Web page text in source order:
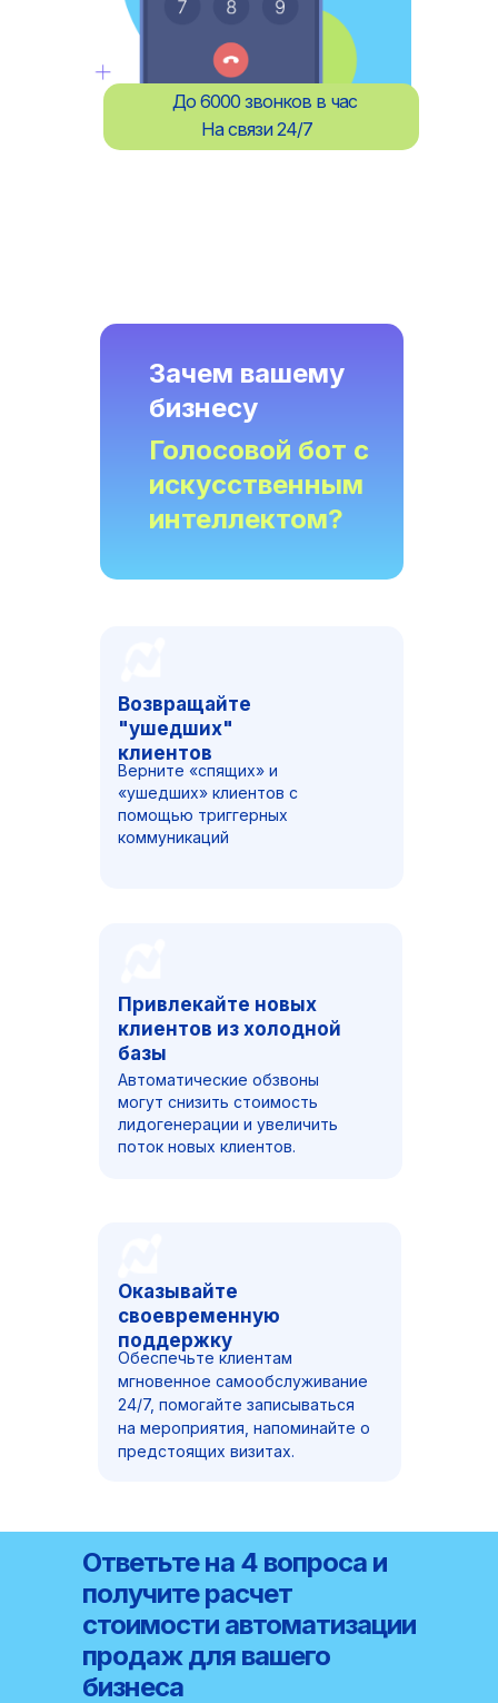
До 6000 звонков в час
На связи 24/7
Зачем вашему
бизнесу
Привлекайте новых
клиентов из холодной
базы
Автоматические обзвоны
могут снизить стоимость
лидогенерации и увеличить
поток новых клиентов.
Возвращайте
"ушедших"
клиентов
Верните «спящих» и
«ушедших» клиентов с
помощью триггерных
коммуникаций
Оказывайте
своевременную
поддержку
Голосовой бот с
искусственным
интеллектом?
Обеспечьте клиентам
мгновенное самообслуживание
24/7, помогайте записываться
на мероприятия, напоминайте о
предстоящих визитах.
Привлекайте новых
клиентов из холодной
базы
Автоматические обзвоны
могут снизить стоимость
лидогенерации и увеличить
поток новых клиентов.
Ответьте на 4 вопроса и
получите расчет
стоимости автоматизации
продаж для вашего
бизнеса